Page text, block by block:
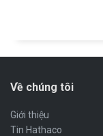
Về chúng tôi
Giới thiệu
Tin Hathaco